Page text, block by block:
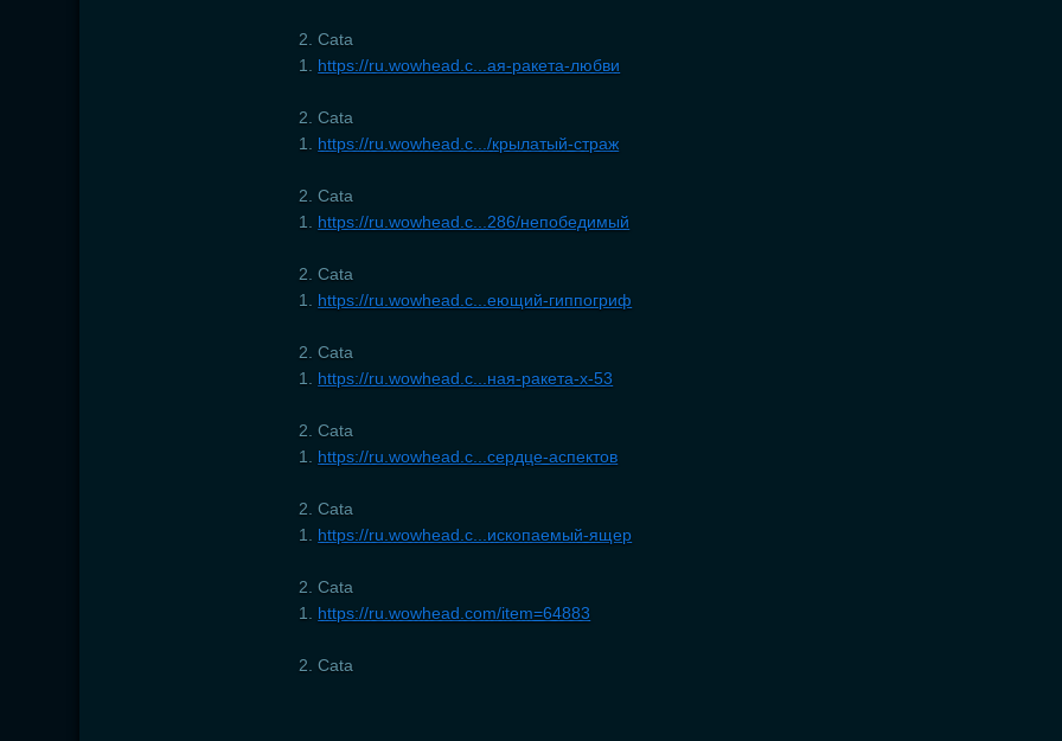
2. Cata
1. https://ru.wowhead.c...ая-ракета-любви
2. Cata
1. https://ru.wowhead.c.../крылатый-страж
2. Cata
1. https://ru.wowhead.c...286/непобедимый
2. Cata
1. https://ru.wowhead.c...еющий-гиппогриф
2. Cata
1. https://ru.wowhead.c...ная-ракета-x-53
2. Cata
1. https://ru.wowhead.c...сердце-аспектов
2. Cata
1. https://ru.wowhead.c...ископаемый-ящер
2. Cata
1. https://ru.wowhead.com/item=64883
2. Cata